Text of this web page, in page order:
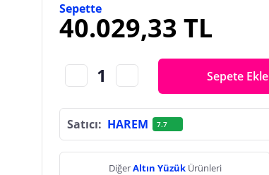
Sepette
40.029,33 TL
Sepete Ekle
Satıcı: HAREM 7.7
DiğerAltın Yüzük Ürünleri